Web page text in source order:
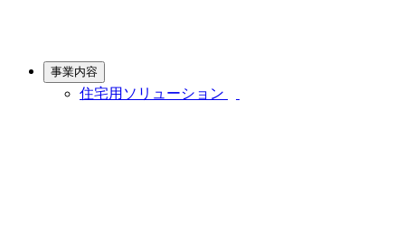
事業内容
住宅用ソリューション